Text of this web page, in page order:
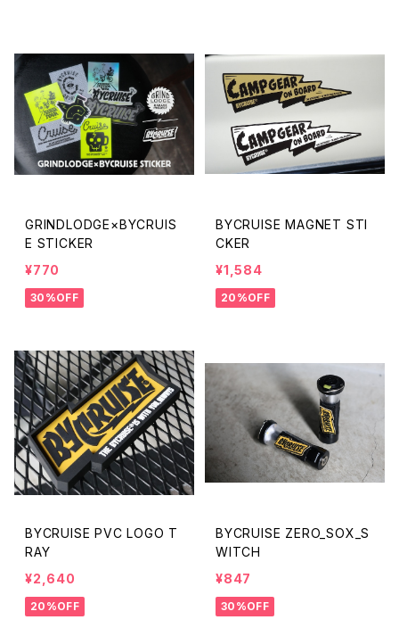
GRINDLODGE×BYCRUIS
E STICKER
¥770
30%OFF
BYCRUISE MAGNET STI
CKER
¥1,584
20%OFF
BYCRUISE PVC LOGO T
RAY
¥2,640
20%OFF
BYCRUISE ZERO_SOX_S
WITCH
¥847
30%OFF